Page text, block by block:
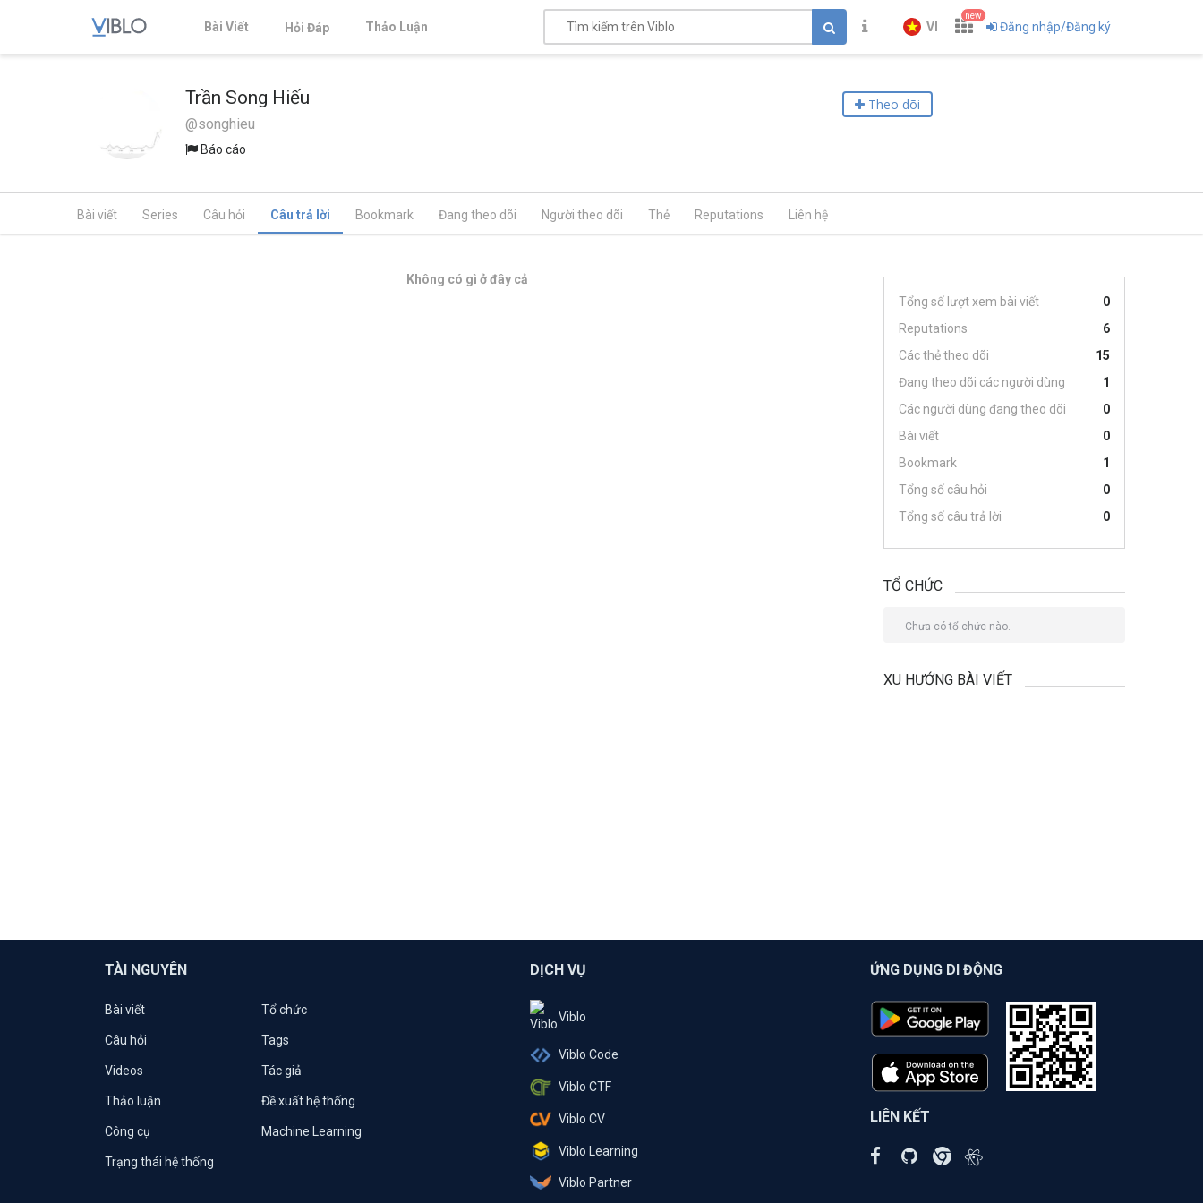
Bài Viết Hỏi Đáp Thảo Luận VI
new
Đăng nhập/Đăng ký
Trần Song Hiếu
@songhieu
Báo cáo
Theo dõi
Bài viết Series Câu hỏi Câu trả lời Bookmark Đang theo dõi Người theo dõi Thẻ Reputations Liên hệ
Không có gì ở đây cả
Tổng số lượt xem bài viết
0
Reputations
6
Các thẻ theo dõi
15
Đang theo dõi các người dùng
1
Các người dùng đang theo dõi
0
Bài viết
0
Bookmark
1
Tổng số câu hỏi
0
Tổng số câu trả lời
0
TỔ CHỨC
Chưa có tổ chức nào.
XU HƯỚNG BÀI VIẾT
TÀI NGUYÊN
Bài viết Tổ chức
Câu hỏi Tags
Videos Tác giả
Thảo luận Đề xuất hệ thống
Công cụ Machine Learning
Trạng thái hệ thống
DỊCH VỤ
Viblo
Viblo Code
Viblo CTF
Viblo CV
Viblo Learning
Viblo Partner
ỨNG DỤNG DI ĐỘNG
LIÊN KẾT